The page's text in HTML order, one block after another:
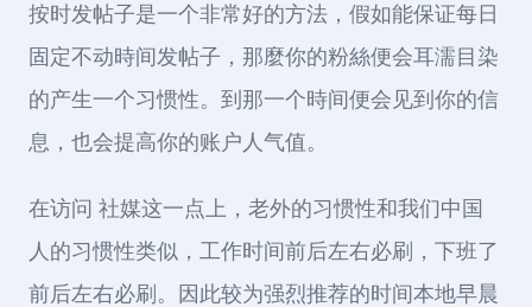
按时发帖子是一个非常好的方法，假如能保证每日
固定不动時间发帖子，那麼你的粉絲便会耳濡目染
的产生一个习惯性。到那一个時间便会见到你的信
息，也会提高你的账户人气值。
在访问 社媒这一点上，老外的习惯性和我们中国
人的习惯性类似，工作时间前后左右必刷，下班了
前后左右必刷。因此较为强烈推荐的时间本地早晨